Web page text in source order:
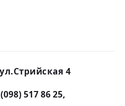
4
(098) 517 86 25